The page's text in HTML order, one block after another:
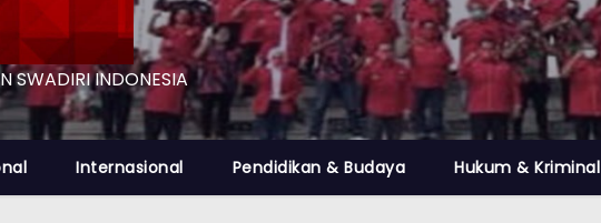
SWADIRI INDONESIA
Internasional Pendidikan & Budaya Hukum & Kriminal